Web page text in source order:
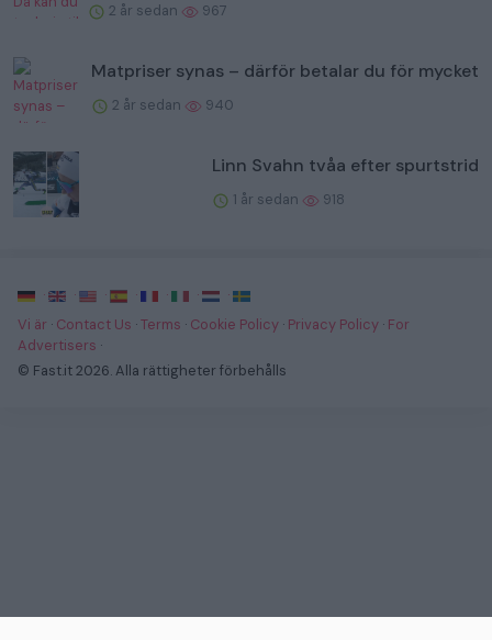
2 år sedan 967
Matpriser synas – därför betalar du för mycket
2 år sedan 940
Linn Svahn tvåa efter spurtstrid
1 år sedan 918
· · · · · ·
·
Vi är · Contact Us ·Terms · Cookie Policy · Privacy Policy · For
Advertisers ·
© Fast.it 2026. Alla rättigheter förbehålls